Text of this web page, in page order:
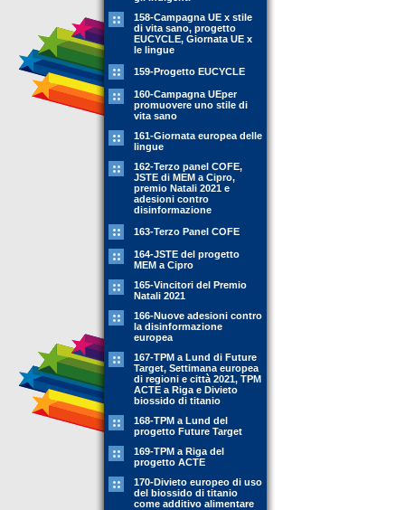
158-Campagna UE x stile
di vita sano, progetto
EUCYCLE, Giornata UE x
le lingue
159-Progetto EUCYCLE
160-Campagna UEper
promuovere uno stile di
vita sano
161-Giornata europea delle
lingue
162-Terzo panel COFE,
JSTE di MEM a Cipro,
premio Natali 2021 e
adesioni contro
disinformazione
163-Terzo Panel COFE
164-JSTE del progetto
MEM a Cipro
165-Vincitori del Premio
Natali 2021
166-Nuove adesioni contro
la disinformazione
europea
167-TPM a Lund di Future
Target, Settimana europea
di regioni e città 2021, TPM
ACTE a Riga e Divieto
biossido di titanio
168-TPM a Lund del
progetto Future Target
169-TPM a Riga del
progetto ACTE
170-Divieto europeo di uso
del biossido di titanio
come additivo alimentare